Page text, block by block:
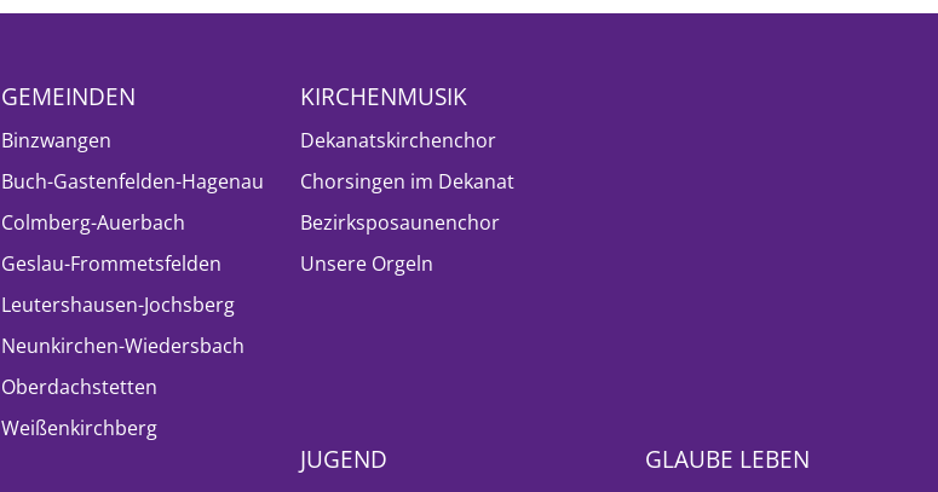
GEMEINDEN
Binzwangen
Buch-Gastenfelden-Hagenau
Colmberg-Auerbach
Geslau-Frommetsfelden
Leutershausen-Jochsberg
Neunkirchen-Wiedersbach
Oberdachstetten
Weißenkirchberg
KIRCHENMUSIK
Dekanatskirchenchor
Chorsingen im Dekanat
Bezirksposaunenchor
Unsere Orgeln
JUGEND GLAUBE LEBEN